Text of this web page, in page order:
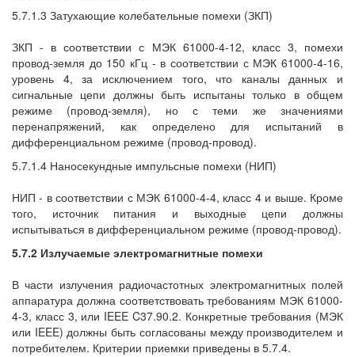
5.7.1.3 Затухающие колебательные помехи (ЗКП)
ЗКП - в соответствии с МЭК 61000-4-12, класс 3, помехи
провод-земля до 150 кГц - в соответствии с МЭК 61000-4-16,
уровень 4, за исключением того, что каналы данных и
сигнальные цепи должны быть испытаны только в общем
режиме (провод-земля), но с теми же значениями
перенапряжений, как определено для испытаний в
дифференциальном режиме (провод-провод).
5.7.1.4 Наносекундные импульсные помехи (НИП)
НИП - в соответствии с МЭК 61000-4-4, класс 4 и выше. Кроме
того, источник питания и выходные цепи должны
испытываться в дифференциальном режиме (провод-провод).
5.7.2 Излучаемые электромагнитные помехи
В части излучения радиочастотных электромагнитных полей
аппаратура должна соответствовать требованиям МЭК 61000-
4-3, класс 3, или IEEE C37.90.2. Конкретные требования (МЭК
или IEEE) должны быть согласованы между производителем и
потребителем. Критерии приемки приведены в 5.7.4.